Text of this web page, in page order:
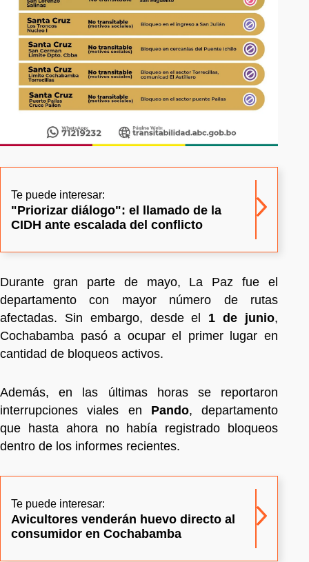
Te puede interesar:
"Priorizar diálogo": el llamado de la
CIDH ante escalada del conflicto
Durante gran parte de mayo, La Paz fue el
departamento con mayor número de rutas
afectadas. Sin embargo, desde el 1 de junio,
Cochabamba pasó a ocupar el primer lugar en
cantidad de bloqueos activos.
Además, en las últimas horas se reportaron
interrupciones viales en Pando, departamento
que hasta ahora no había registrado bloqueos
dentro de los informes recientes.
Te puede interesar:
Avicultores venderán huevo directo al
consumidor en Cochabamba